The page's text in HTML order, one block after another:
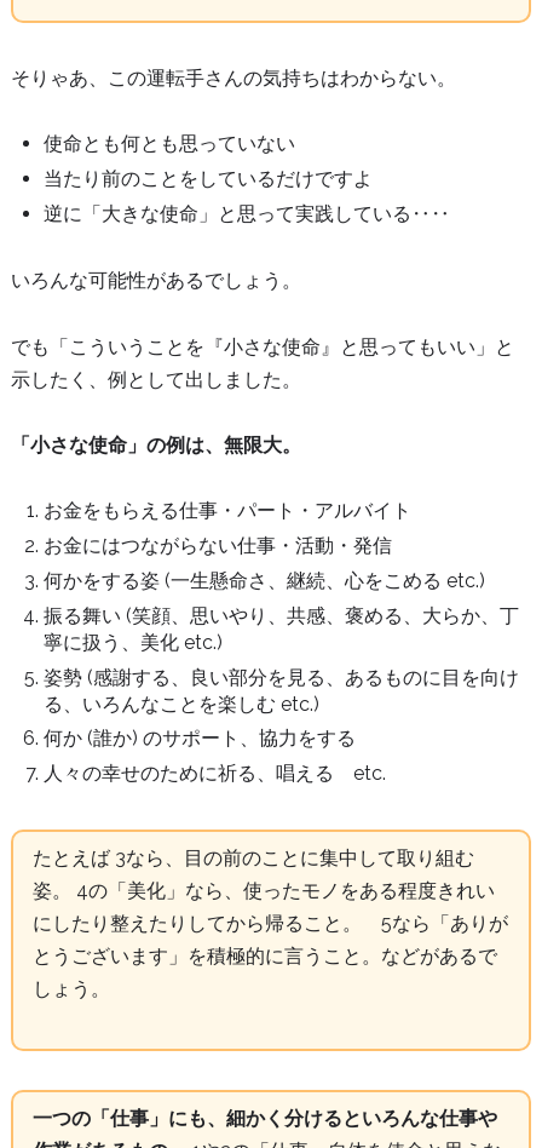
そりゃあ、この運転手さんの気持ちはわからない。
使命とも何とも思っていない
当たり前のことをしているだけですよ
逆に「大きな使命」と思って実践している‥‥
いろんな可能性があるでしょう。
でも「こういうことを『小さな使命』と思ってもいい」と
示したく、例として出しました。
「小さな使命」の例は、無限大。
お金をもらえる仕事・パート・アルバイト
お金にはつながらない仕事・活動・発信
何かをする姿 (一生懸命さ、継続、心をこめる etc.)
振る舞い (笑顔、思いやり、共感、褒める、大らか、丁
寧に扱う、美化 etc.)
姿勢 (感謝する、良い部分を見る、あるものに目を向け
る、いろんなことを楽しむ etc.)
何か (誰か) のサポート、協力をする
人々の幸せのために祈る、唱える etc.
たとえば 3なら、目の前のことに集中して取り組む
姿。 4の「美化」なら、使ったモノをある程度きれい
にしたり整えたりしてから帰ること。 5なら「ありが
とうございます」を積極的に言うこと。などがあるで
しょう。
一つの「仕事」にも、細かく分けるといろんな仕事や